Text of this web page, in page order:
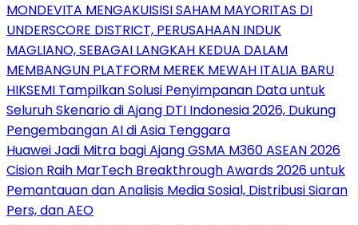
MONDEVITA MENGAKUISISI SAHAM MAYORITAS DI
UNDERSCORE DISTRICT, PERUSAHAAN INDUK
MAGLIANO, SEBAGAI LANGKAH KEDUA DALAM
MEMBANGUN PLATFORM MEREK MEWAH ITALIA BARU
HIKSEMI Tampilkan Solusi Penyimpanan Data untuk
Seluruh Skenario di Ajang DTI Indonesia 2026, Dukung
Pengembangan AI di Asia Tenggara
Huawei Jadi Mitra bagi Ajang GSMA M360 ASEAN 2026
Cision Raih MarTech Breakthrough Awards 2026 untuk
Pemantauan dan Analisis Media Sosial, Distribusi Siaran
Pers, dan AEO